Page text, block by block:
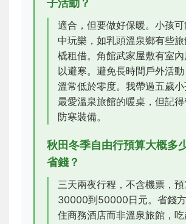
子活動？
適合，但要做好保暖。小孩
中玩樂，如乳頭溫泉鄉有些
橇租借。角館武家屋敷有室
以避寒。避免長時間戶外活
溫常低於零度。我帶過五歲
最愛溫泉旅館的暖桌，但記
防寒裝備。
秋田冬季自由行預算大概多
省錢？
三天兩夜行程，不含機票，
30000到50000日元。省錢方
住商務酒店而非溫泉旅館，